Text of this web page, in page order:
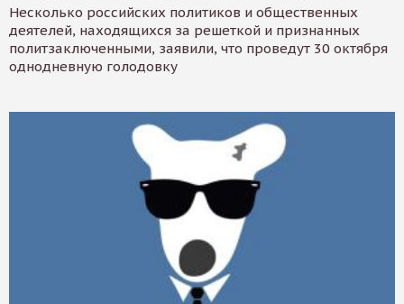
Несколько российских политиков и общественных
деятелей, находящихся за решеткой и признанных
политзаключенными, заявили, что проведут 30 октября
однодневную голодовку